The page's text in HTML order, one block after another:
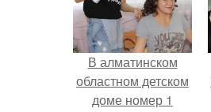
В алматинском
областном детском
доме номер 1